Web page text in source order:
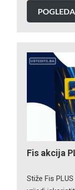
Fis akcija
Stiže Fis